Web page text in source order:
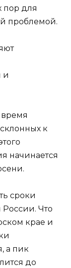
пор для
проблемой.
и
время
к
начинается
сроки
Что
крае и
а пик
до